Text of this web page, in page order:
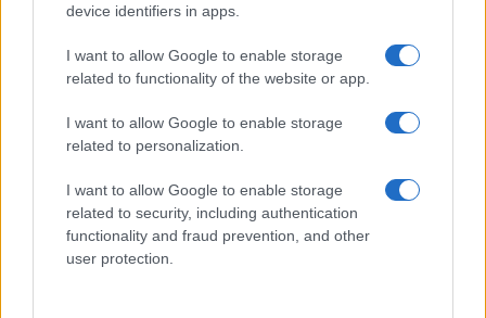
device identifiers in apps.
I want to allow Google to enable storage
related to functionality of the website or app.
I want to allow Google to enable storage
related to personalization.
I want to allow Google to enable storage
related to security, including authentication
functionality and fraud prevention, and other
user protection.
A fuoco un deposito con bombole, intervento dei
vigili del fuoco a Rudalza